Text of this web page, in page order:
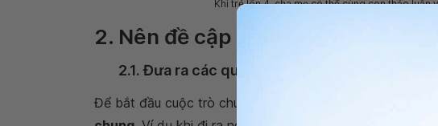
Khi trẻ lên 4, cha mẹ có thể cùng con thảo luận
2. Nên đề cập về người lạ với trẻ
2.1. Đưa ra các quy tắc an toàn chung
Để bắt đầu cuộc trò chuyện về người lạ với trẻ 2-3 tuổi,